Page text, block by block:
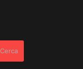
Cerca